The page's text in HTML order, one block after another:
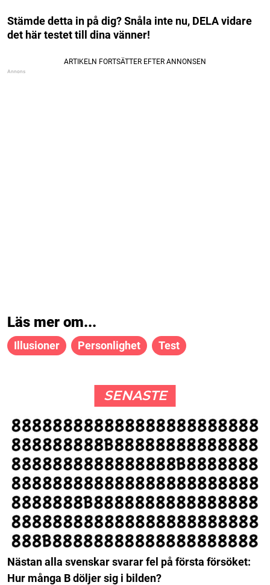
Stämde detta in på dig? Snåla inte nu, DELA vidare
det här testet till dina vänner!
Läs mer om...
Illusioner Personlighet Test
SENASTE
Nästan alla svenskar svarar fel på första försöket:
Hur många B döljer sig i bilden?